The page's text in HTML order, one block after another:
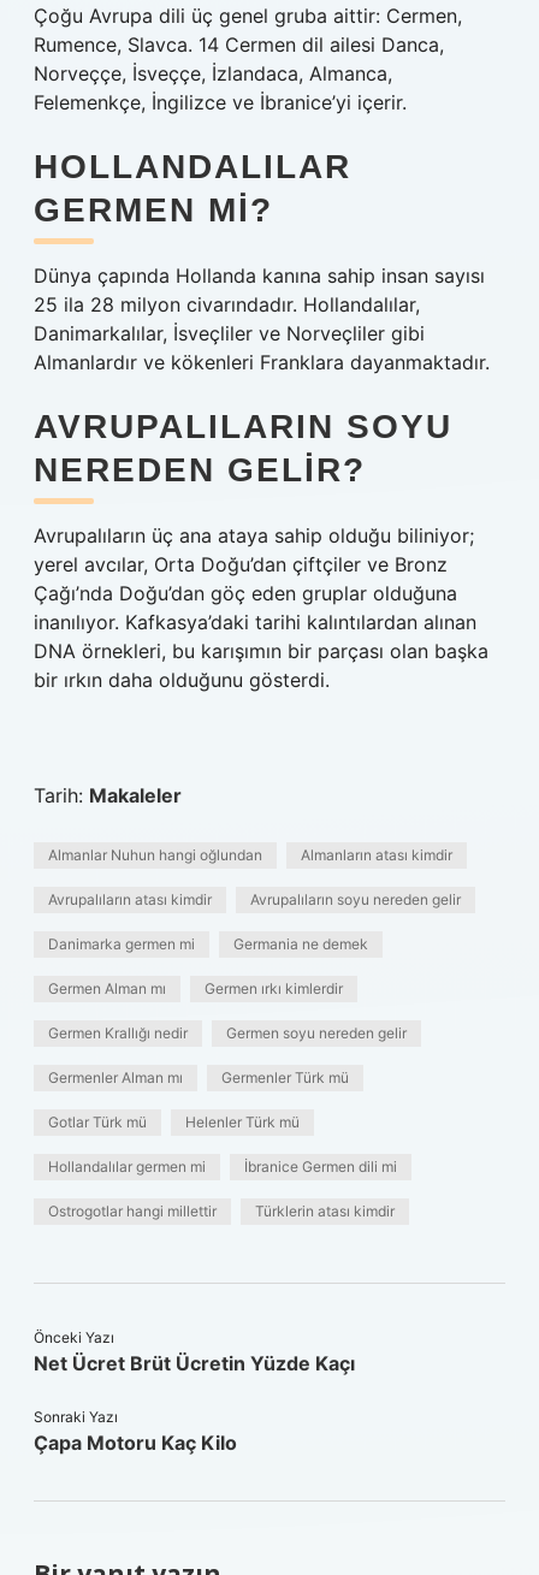
Çoğu Avrupa dili üç genel gruba aittir: Cermen,
Rumence, Slavca. 14 Cermen dil ailesi Danca,
Norveççe, İsveççe, İzlandaca, Almanca,
Felemenkçe, İngilizce ve İbranice’yi içerir.
HOLLANDALILAR
GERMEN MI?
Dünya çapında Hollanda kanına sahip insan sayısı
25 ila 28 milyon civarındadır. Hollandalılar,
Danimarkalılar, İsveçliler ve Norveçliler gibi
Almanlardır ve kökenleri Franklara dayanmaktadır.
AVRUPALILARIN SOYU
NEREDEN GELIR?
Avrupalıların üç ana ataya sahip olduğu biliniyor;
yerel avcılar, Orta Doğu’dan çiftçiler ve Bronz
Çağı’nda Doğu’dan göç eden gruplar olduğuna
inanılıyor. Kafkasya’daki tarihi kalıntılardan alınan
DNA örnekleri, bu karışımın bir parçası olan başka
bir ırkın daha olduğunu gösterdi.
Tarih: Makaleler
Almanlar Nuhun hangi oğlundan Almanların atası kimdir
Avrupalıların atası kimdir Avrupalıların soyu nereden gelir
Danimarka germen mi Germania ne demek
Germen Alman mı Germen ırkı kimlerdir
Germen Krallığı nedir Germen soyu nereden gelir
Germenler Alman mı Germenler Türk mü
Gotlar Türk mü Helenler Türk mü
Hollandalılar germen mi İbranice Germen dili mi
Ostrogotlar hangi millettir Türklerin atası kimdir
Önceki Yazı
Net Ücret Brüt Ücretin Yüzde Kaçı
Sonraki Yazı
Çapa Motoru Kaç Kilo